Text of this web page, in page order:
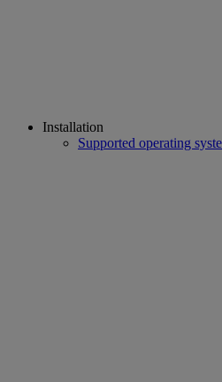
Installation
Supported operating